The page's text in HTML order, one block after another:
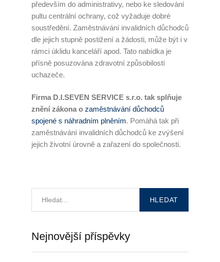
Nejnovější příspěvky
především do administrativy, nebo ke sledování
pultu centrální ochrany, což vyžaduje dobré
soustředění. Zaměstnávání invalidních důchodců
dle jejich stupně postižení a žádosti, může být i v
rámci úklidu kanceláří apod. Tato nabídka je
přísně posuzována zdravotní způsobilostí
uchazeče.
Firma D.I.SEVEN SERVICE s.r.o. tak splňuje
znění zákona o zaměstnávání důchodců
spojené s náhradním plněním. Pomáhá tak při
zaměstnávání invalidních důchodců ke zvýšení
jejich životní úrovně a zařazení do společnosti.